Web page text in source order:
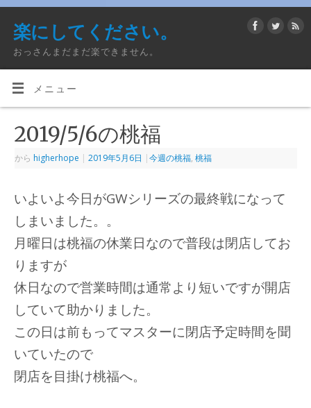
楽にしてください。
おっさんまだまだ楽できません。
メニュー
2019/5/6の桃福
から higherhope | 2019年5月6日 |今週の桃福,桃福
いよいよ今日がGWシリーズの最終戦になって
しまいました。。
月曜日は桃福の休業日なので普段は閉店してお
りますが
休日なので営業時間は通常より短いですが開店
していて助かりました。
この日は前もってマスターに閉店予定時間を聞
いていたので
閉店を目掛け桃福へ。